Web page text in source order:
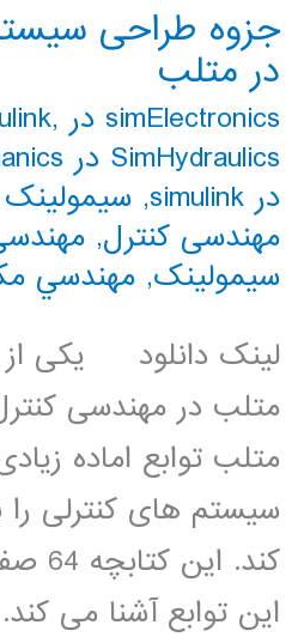
جزوه طراحی
در متلب
simElectronics در Simulink
,
SimHydraulics در simulink
در simulink
, سیمولینک simulink
مهندسی کنترل,
سیمولینک, مهندسي
لینک دانلود یکی از
متلب در مهندسی
متلب توابع اماده
سیستم های کنترلی
کند.
این توابع آشنا می